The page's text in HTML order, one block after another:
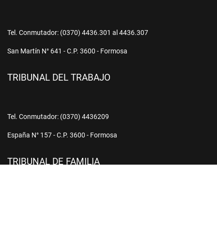
Tel. Conmutador: (0370) 4436.301 al 4436.307
San Martín N° 641 - C.P. 3600 - Formosa
TRIBUNAL DEL TRABAJO
Tel. Conmutador: (0370) 4436209
España N° 157 - C.P. 3600 - Formosa
TRIBUNAL DE FAMILIA